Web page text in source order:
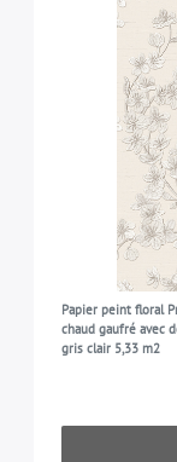
Papier peint floral
chaud gaufré avec
gris clair 5,33 m2